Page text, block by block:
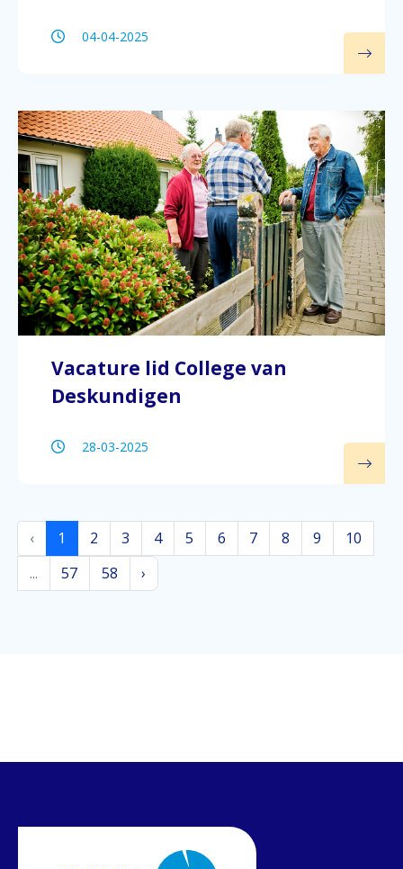
04-04-2025
Vacature lid College van
Deskundigen
28-03-2025
‹ 1 2 3 4 5 6 7 8 9
10
...
57 58 ›